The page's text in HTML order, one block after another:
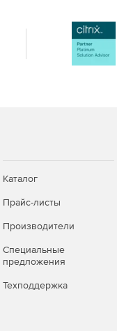
Каталог
Прайс-листы
Производители
Специальные
предложения
Техподдержка